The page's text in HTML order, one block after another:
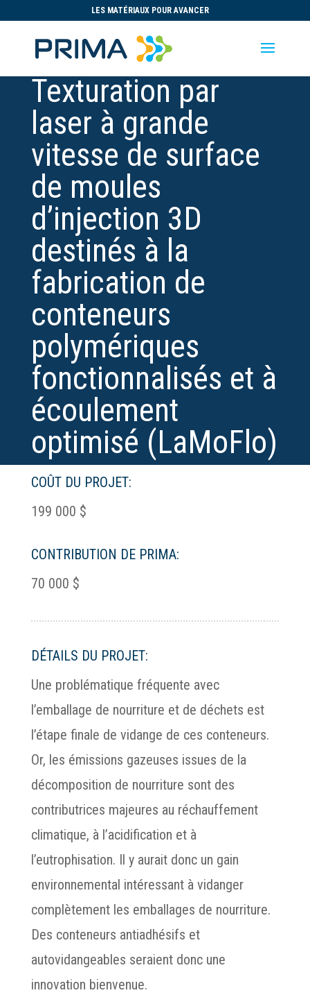
LES MATÉRIAUX POUR AVANCER
Texturation par
laser à grande
vitesse de surface
de moules
d’injection 3D
destinés à la
fabrication de
conteneurs
polymériques
fonctionnalisés et à
écoulement
optimisé (LaMoFlo)
COÛT DU PROJET:
199 000 $
CONTRIBUTION DE PRIMA:
70 000 $
DÉTAILS DU PROJET:
Une problématique fréquente avec
l’emballage de nourriture et de déchets est
l’étape finale de vidange de ces conteneurs.
Or, les émissions gazeuses issues de la
décomposition de nourriture sont des
contributrices majeures au réchauffement
climatique, à l’acidification et à
l’eutrophisation. Il y aurait donc un gain
environnemental intéressant à vidanger
complètement les emballages de nourriture.
Des conteneurs antiadhésifs et
autovidangeables seraient donc une
innovation bienvenue.